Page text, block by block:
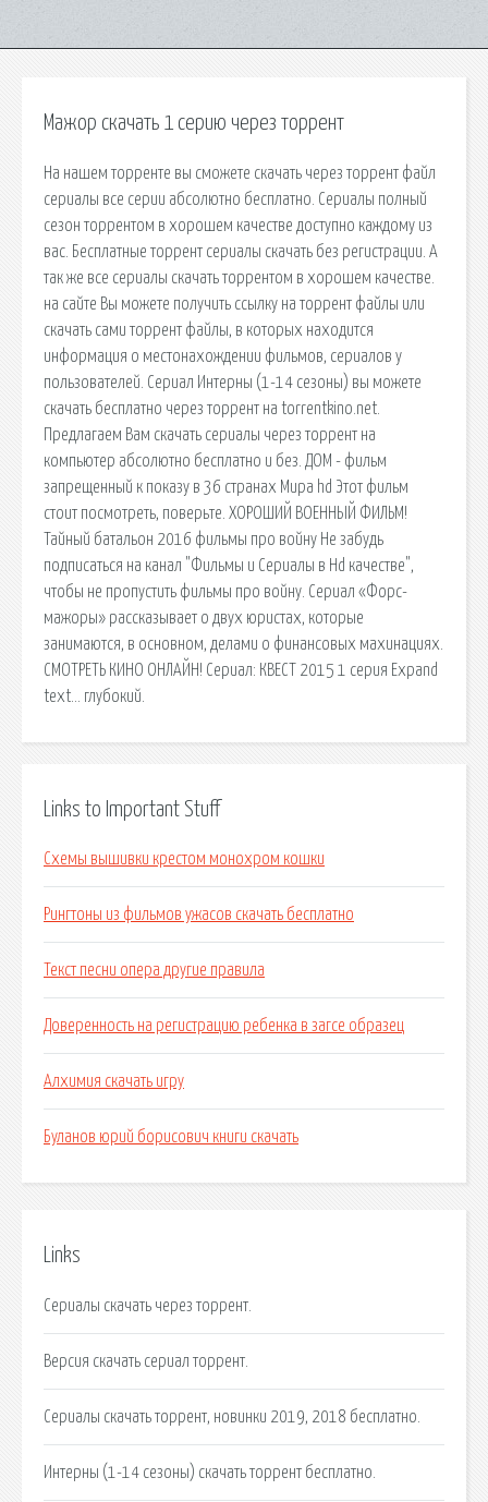
Мажор скачать 1 серию через торрент
На нашем торренте вы сможете скачать через торрент файл
сериалы все серии абсолютно бесплатно. Сериалы полный
сезон торрентом в хорошем качестве доступно каждому из
вас. Бесплатные торрент сериалы скачать без регистрации. А
так же все сериалы скачать торрентом в хорошем качестве.
на сайте Вы можете получить ссылку на торрент файлы или
скачать сами торрент файлы, в которых находится
информация о местонахождении фильмов, сериалов у
пользователей. Сериал Интерны (1-14 сезоны) вы можете
скачать бесплатно через торрент на torrentkino.net.
Предлагаем Вам скачать сериалы через торрент на
компьютер абсолютно бесплатно и без. ДОМ - фильм
запрещенный к показу в 36 странах Мира hd Этот фильм
стоит посмотреть, поверьте. ХОРОШИЙ ВОЕННЫЙ ФИЛЬМ!
Тайный батальон 2016 фильмы про войну Не забудь
подписаться на канал "Фильмы и Сериалы в Hd качестве",
чтобы не пропустить фильмы про войну. Сериал «Форс-
мажоры» рассказывает о двух юристах, которые
занимаются, в основном, делами о финансовых махинациях.
СМОТРЕТЬ КИНО ОНЛАЙН! Сериал: КВЕСТ 2015 1 серия Expand
text… глубокий.
Links to Important Stuff
Схемы вышивки крестом монохром кошки
Рингтоны из фильмов ужасов скачать бесплатно
Текст песни опера другие правила
Доверенность на регистрацию ребенка в загсе образец
Алхимия скачать игру
Буланов юрий борисович книги скачать
Links
Сериалы скачать через торрент.
Версия скачать сериал торрент.
Сериалы скачать торрент, новинки 2019, 2018 бесплатно.
Интерны (1-14 сезоны) скачать торрент бесплатно.